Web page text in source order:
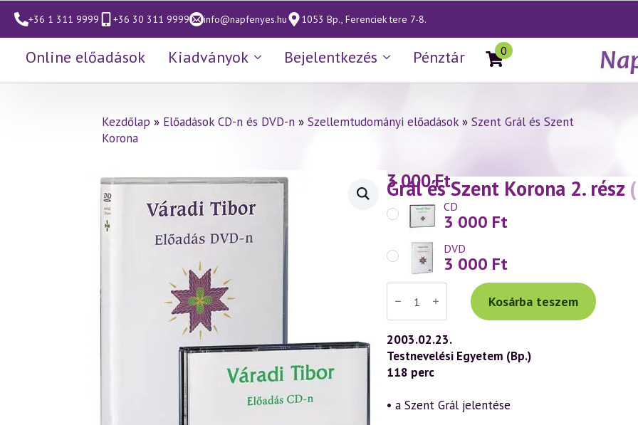
+36 1 311 9999 +36 30 311 9999 info@napfenyes.hu 1053 Bp., Ferenciek tere 7-8.
Online előadások Kiadványok Bejelentkezés Pénztár 0
Kezdőlap » Előadások CD-n és DVD-n » Szellemtudományi előadások» Szent Grál és Szent
Korona
Váradi Tibor előadás (286) — Szent Grál és Szent Korona 2. rész
3 000Ft
CD
3 000 Ft
DVD
3 000 Ft
Váradi
Tibor
előadás
(286)
—
Szent
Grál
és
Szent
2.
rész
Kosárba teszem
2003.02.23.
Testnevelési Egyetem (Bp.)
118 perc
• a Szent Grál jelentése